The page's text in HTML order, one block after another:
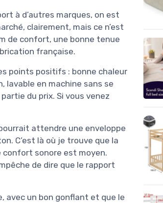
à d’autres marques, on est
clairement, mais ce n’est
de confort, une bonne tenue
française.
points positifs : bonne chaleur
lavable en machine sans se
du prix. Si vous venez
attendre une enveloppe
C’est là où je trouve que la
sonore est moyen.
de dire que le rapport
avec un bon gonflant et que le